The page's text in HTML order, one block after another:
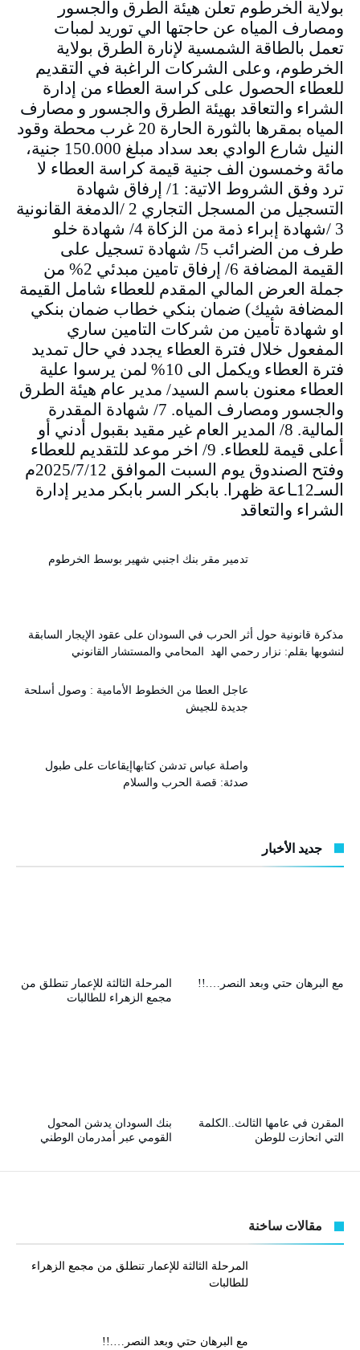
بولاية الخرطوم تعلن هيئة الطرق والجسور
ومصارف المياه عن حاجتها الي توريد لمبات
تعمل بالطاقة الشمسية لإنارة الطرق بولاية
الخرطوم، وعلى الشركات الراغبة في التقديم
للعطاء الحصول على كراسة العطاء من إدارة
الشراء والتعاقد بهيئة الطرق والجسور و مصارف
المياه بمقرها بالثورة الحارة 20 غرب محطة وقود
النيل شارع الوادي بعد سداد مبلغ 150.000 جنية،
مائة وخمسون الف جنية قيمة كراسة العطاء لا
ترد وفق الشروط الاتية: 1/ إرفاق شهادة
التسجيل من المسجل التجاري 2 /الدمغة القانونية
3 /شهادة إبراء ذمة من الزكاة 4/ شهادة خلو
طرف من الضرائب 5/ شهادة تسجيل على
القيمة المضافة 6/ إرفاق تامين مبدئي 2% من
جملة العرض المالي المقدم للعطاء شامل القيمة
المضافة شيك) ضمان بنكي خطاب ضمان بنكي
او شهادة تأمين من شركات التامين ساري
المفعول خلال فترة العطاء يجدد في حال تمديد
فترة العطاء ويكمل الى 10% لمن يرسوا علية
العطاء معنون باسم السيد/ مدير عام هيئة الطرق
والجسور ومصارف المياه. 7/ شهادة المقدرة
المالية. 8/ المدير العام غير مقيد بقبول أدني أو
أعلى قيمة للعطاء. 9/ اخر موعد للتقديم للعطاء
وفتح الصندوق يوم السبت الموافق 2025/7/12م
السـ12ـاعة ظهرا. بابكر السر بابكر مدير إدارة
الشراء والتعاقد
تدمير مقر بنك اجنبي شهير بوسط الخرطوم
مذكرة قانونية حول أثر الحرب في السودان على عقود الإيجار السابقة
لنشوبها بقلم: نزار رحمي الهد المحامي والمستشار القانوني
عاجل العطا من الخطوط الأمامية : وصول أسلحة
جديدة للجيش
واصلة عباس تدشن كتابهاإيقاعات على طبول
صدئة: قصة الحرب والسلام
جديد الأخبار
المرحلة الثالثة للإعمار تنطلق من
مجمع الزهراء للطالبات
مع البرهان حتي وبعد النصر….!!
بنك السودان يدشن المحول
القومي عبر أمدرمان الوطني
المقرن في عامها الثالث..الكلمة
التي انحازت للوطن
مقالات ساخنة
المرحلة الثالثة للإعمار تنطلق من مجمع الزهراء
للطالبات
مع البرهان حتي وبعد النصر….!!